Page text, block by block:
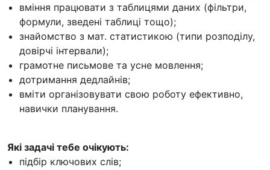
вміння працювати з таблицями даних (фільтри,
формули, зведені таблиці тощо);
знайомство з мат. статистикою (типи розподілу,
довірчі інтервали);
грамотне письмове та усне мовлення;
дотримання дедлайнів;
вміти організовувати свою роботу ефективно,
навички планування.
Які задачі тебе очікують:
підбір ключових слів;